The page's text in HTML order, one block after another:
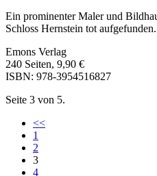
Ein prominenter Maler und
Schloss Hernstein tot aufgefunden.
Emons Verlag
240 Seiten, 9,90 €
ISBN: 978-3954516827
Seite 3 von 5.
<<
1
2
3
4